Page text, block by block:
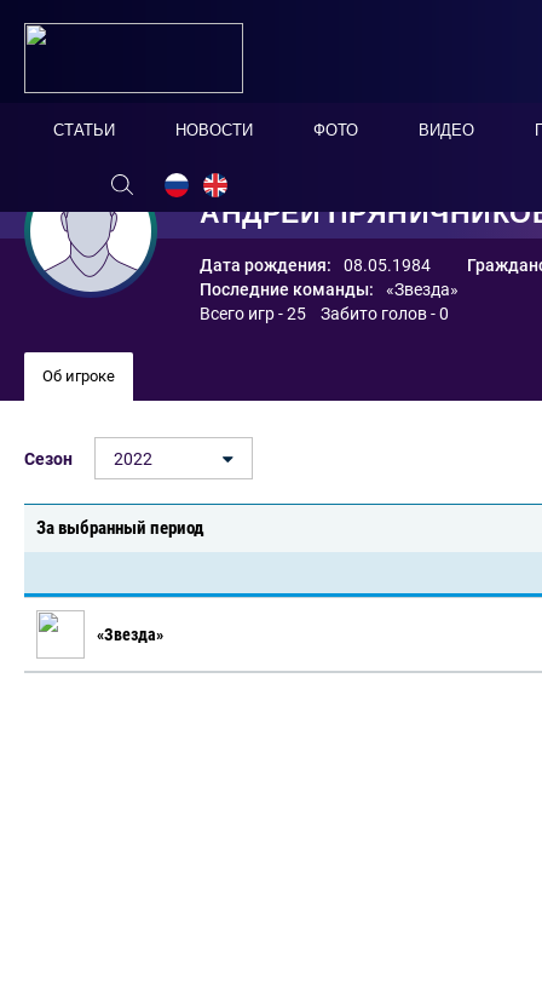
СТАТЬИ НОВОСТИ ФОТО ВИДЕО
АНДРЕЙ
Дата рождения: 08.05.1984
Последние команды:
«Звезда»
Всего игр - 25 Забито голов - 0
Об игроке
Сезон 2022
За выбранный период
«Звезда»